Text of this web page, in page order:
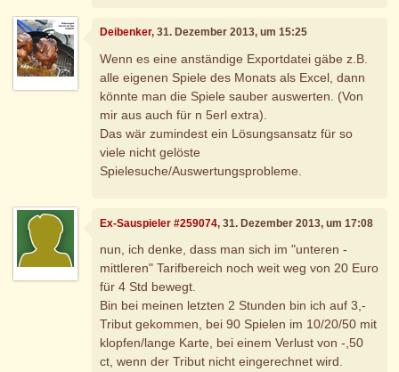
Deibenker, 31. Dezember 2013, um 15:25
Wenn es eine anständige Exportdatei gäbe z.B.
alle eigenen Spiele des Monats als Excel, dann
könnte man die Spiele sauber auswerten. (Von
mir aus auch für n 5erl extra).
Das wär zumindest ein Lösungsansatz für so
viele nicht gelöste
Spielesuche/Auswertungsprobleme.
Ex-Sauspieler #259074, 31. Dezember 2013, um 17:08
nun, ich denke, dass man sich im "unteren -
mittleren" Tarifbereich noch weit weg von 20 Euro
für 4 Std bewegt.
Bin bei meinen letzten 2 Stunden bin ich auf 3,-
Tribut gekommen, bei 90 Spielen im 10/20/50 mit
klopfen/lange Karte, bei einem Verlust von -,50
ct, wenn der Tribut nicht eingerechnet wird.